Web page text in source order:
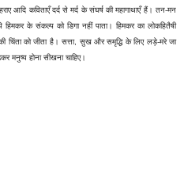
आदि कविताएँ दर्द से मर्द के संघर्ष की महागाथाएँ हैं। तन-मन
के संकल्प को डिगा नहीं पाता। हिमकर का लोकहितैषी
चिंता को जीता है। सत्ता, सुख और समृद्धि के लिए लड़े-मरे जा
होना सीखना चाहिए।